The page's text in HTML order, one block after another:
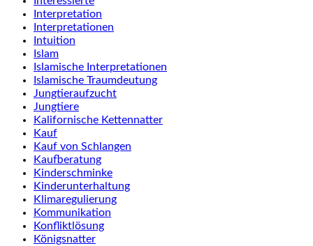
Interpretation
Interpretationen
Intuition
Islam
Islamische Interpretationen
Islamische Traumdeutung
Jungtieraufzucht
Jungtiere
Kalifornische Kettennatter
Kauf
Kauf von Schlangen
Kaufberatung
Kinderschminke
Kinderunterhaltung
Klimaregulierung
Kommunikation
Konfliktlösung
Königsnatter